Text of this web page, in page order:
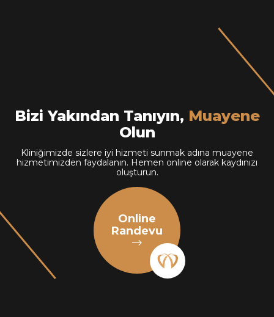
Bizi Yakından Tanıyın, Muayene
Olun
Kliniğimizde sizlere iyi hizmeti sunmak adına muayene
hizmetimizden faydalanın. Hemen online olarak kaydınızı
oluşturun.
Online
Randevu